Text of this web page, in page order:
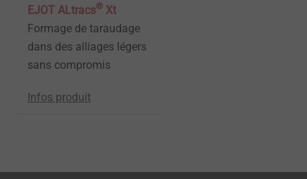
EJOT ALtracs® Xt
Formage de taraudage
dans des alliages légers
sans compromis
Infos produit